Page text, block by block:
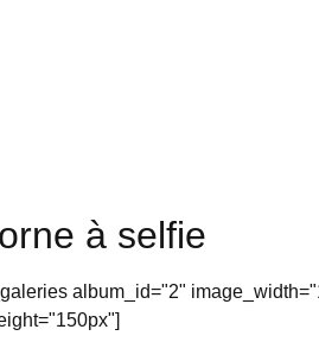
à selfie
album_id="2"